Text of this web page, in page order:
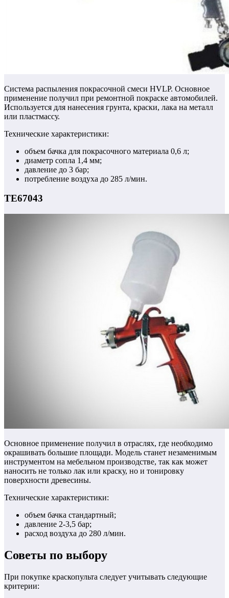
Система распыления покрасочной смеси HVLP. Основное
применение получил при ремонтной покраске автомобилей.
Используется для нанесения грунта, краски, лака на металл
или пластмассу.
Технические характеристики:
объем бачка для покрасочного материала 0,6 л;
диаметр сопла 1,4 мм;
давление до 3 бар;
потребление воздуха до 285 л/мин.
TE67043
Основное применение получил в отраслях, где необходимо
окрашивать большие площади. Модель станет незаменимым
инструментом на мебельном производстве, так как может
наносить не только лак или краску, но и тонировку
поверхности древесины.
Технические характеристики:
объем бачка стандартный;
давление 2-3,5 бар;
расход воздуха до 280 л/мин.
Советы по выбору
При покупке краскопульта следует учитывать следующие
критерии: